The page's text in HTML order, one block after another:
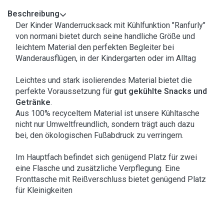
Beschreibung
Der Kinder Wanderrucksack mit Kühlfunktion "Ranfurly"
von normani bietet durch seine handliche Größe und
leichtem Material den perfekten Begleiter bei
Wanderausflügen, in der Kindergarten oder im Alltag
Leichtes und stark isolierendes Material bietet die
perfekte Voraussetzung für gut gekühlte Snacks und
Getränke.
Aus 100% recyceltem Material ist unsere Kühltasche
nicht nur Umweltfreundlich, sondern trägt auch dazu
bei, den ökologischen Fußabdruck zu verringern.
Im Hauptfach befindet sich genügend Platz für zwei
eine Flasche und zusätzliche Verpflegung. Eine
Fronttasche mit Reißverschluss bietet genügend Platz
für Kleinigkeiten